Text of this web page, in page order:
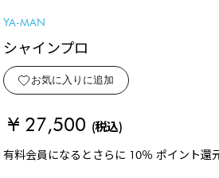
YA-MAN
シャインプロ
お気に入りに追加
¥ 27,500 (税込)
有料会員になるとさらに 10％ ポイント還